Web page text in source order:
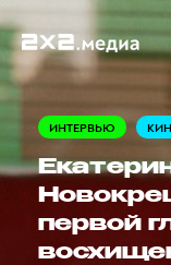
ИНТЕРВЬЮ
первой